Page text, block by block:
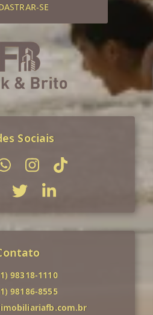
SE
Sociais
98318-1110
98186-8555